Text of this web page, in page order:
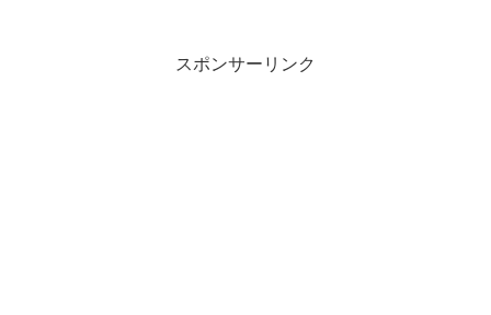
スポンサーリンク